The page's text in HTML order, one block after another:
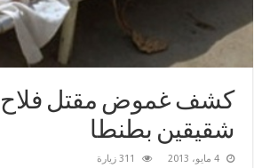
كشف غموض مقتل فلاح
شقيقين بطنطا
4 مايو، 2013 311 زيارة